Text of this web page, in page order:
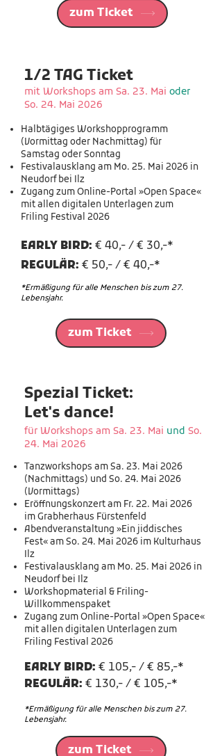
zum Ticket
1/2 TAG Ticket
mit Workshops am Sa. 23. Mai oder
So. 24. Mai 2026
Halbtägiges Workshopprogramm
(Vormittag oder Nachmittag) für
Samstag oder Sonntag
Festivalausklang am Mo. 25. Mai 2026 in
Neudorf bei Ilz
Zugang zum Online-Portal »Open Space«
mit allen digitalen Unterlagen zum
Friling Festival 2026
EARLY BIRD: € 40,- / € 30,-*
REGULÄR: € 50,- / € 40,-*
*Ermäßigung für alle Menschen bis zum 27.
Lebensjahr.
zum Ticket
Spezial Ticket:
Let's dance!
für Workshops am Sa. 23. Mai und So.
24. Mai 2026
Tanzworkshops am Sa. 23. Mai 2026
(Nachmittags) und So. 24. Mai 2026
(Vormittags)
Eröffnungskonzert am Fr. 22. Mai 2026
im Grabherhaus Fürstenfeld
Abendveranstaltung »Ein jiddisches
Fest« am So. 24. Mai 2026 im Kulturhaus
Ilz
Festivalausklang am Mo. 25. Mai 2026 in
Neudorf bei Ilz
Workshopmaterial & Friling-
Willkommenspaket
Zugang zum Online-Portal »Open Space«
mit allen digitalen Unterlagen zum
Friling Festival 2026
EARLY BIRD: € 105,- / € 85,-*
REGULÄR: € 130,- / € 105,-*
*Ermäßigung für alle Menschen bis zum 27.
Lebensjahr.
zum Ticket